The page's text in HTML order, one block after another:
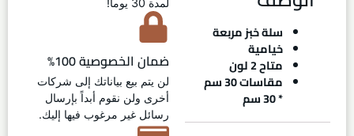
سلة خبز مربعة
خيامية
متاح 2 لون
مقاسات 30 سم
* 30 سم
ضمان الخصوصية 100%
لن يتم بيع بياناتك إلى شركات
أخرى ولن نقوم أبداً بإرسال
رسائل غير مرغوب فيها إليك.